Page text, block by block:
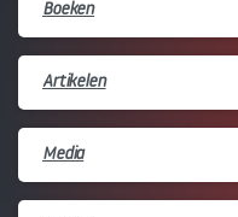
Boeken
Artikelen
Media